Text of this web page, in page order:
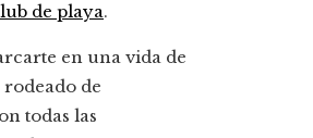
de playa.
en una vida de
de
todas las